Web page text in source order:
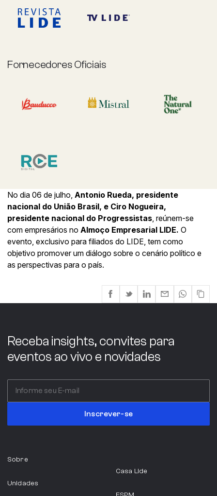
Fornecedores Oficiais
No dia 06 de julho, Antonio Rueda, presidente
nacional do União Brasil, e Ciro Nogueira,
presidente nacional do Progressistas , reúnem-se
com empresários no Almoço Empresarial LIDE. O
evento, exclusivo para filiados do LIDE, tem como
objetivo promover um diálogo sobre o cenário político e
as perspectivas para o país.
Receba insights, convites para
eventos ao vivo e novidades
Inscrever-se
Sobre
Unidades
Casa Lide